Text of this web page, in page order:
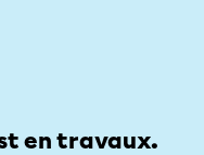
en travaux.